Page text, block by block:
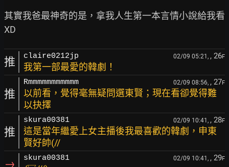
其實我爸最神奇的是，拿我人生第一本言情小說給我看
推 claire0212jp 02/09 05:21, , 26F
我第一部最愛的韓劇！
推
Rmmmmmmmmmmm 02/09 08:56, , 27F
以前看，覺得毫無疑問選東賢；現在看卻覺得難
以抉擇
推
skura00381 02/09 10:41, , 28F
這是當年繼愛上女主播後我最喜歡的韓劇，申東
賢好帥(//
→ skura00381 02/09 10:41, , 29F